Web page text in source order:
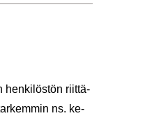
hen­ki­lös­tön riit­tä­
ns. ke­